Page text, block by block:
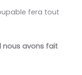
fera tout
nous avons fait